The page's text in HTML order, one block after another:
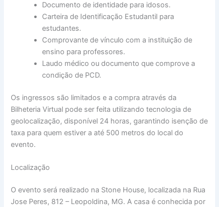
Documento de identidade para idosos.
Carteira de Identificação Estudantil para
estudantes.
Comprovante de vínculo com a instituição de
ensino para professores.
Laudo médico ou documento que comprove a
condição de PCD.
Os ingressos são limitados e a compra através da
Bilheteria Virtual pode ser feita utilizando tecnologia de
geolocalização, disponível 24 horas, garantindo isenção de
taxa para quem estiver a até 500 metros do local do
evento.
Localização
O evento será realizado na Stone House, localizada na Rua
Jose Peres, 812 – Leopoldina, MG. A casa é conhecida por